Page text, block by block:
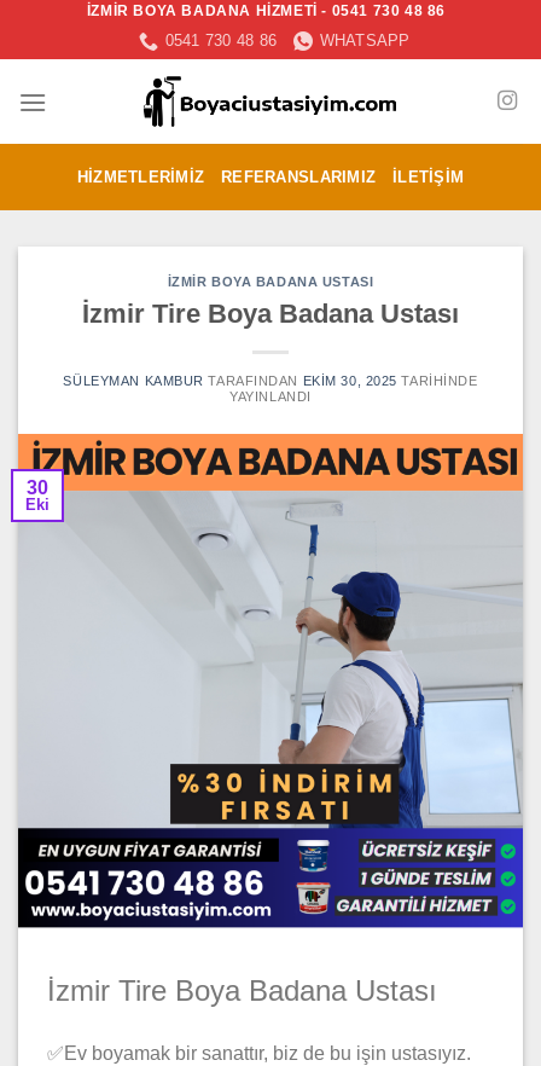
İZMİR BOYA BADANA HİZMETİ - 0541 730 48 86
0541 730 48 86 WHATSAPP
HIZMETLERIMIZ REFERANSLARIMIZ İLETIŞIM
İZMIR BOYA BADANA USTASI
İzmir Tire Boya Badana Ustası
SÜLEYMAN KAMBUR TARAFINDAN EKIM 30, 2025 TARIHINDE
YAYINLANDI
30
Eki
İzmir Tire Boya Badana Ustası
✅Ev boyamak bir sanattır, biz de bu işin ustasıyız.